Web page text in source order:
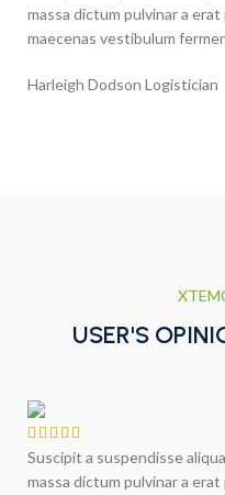
massa dictum pulvinar a
maecenas vestibulum
Harleigh Dodson Logistician
USER'S
Suscipit a suspendisse
massa dictum pulvinar a